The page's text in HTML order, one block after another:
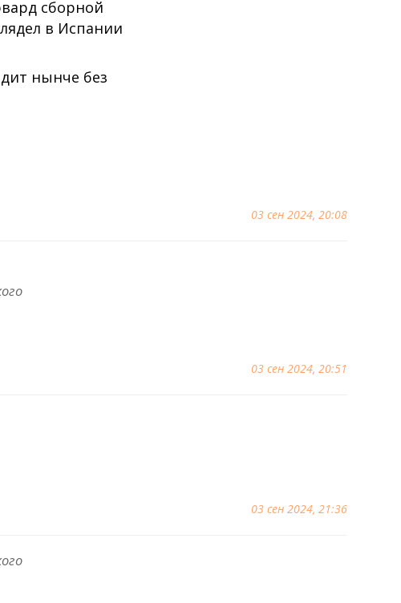
03 сен 2024, 20:08
сборной
в Испании
нынче без
03 сен 2024, 20:51
03 сен 2024, 21:36